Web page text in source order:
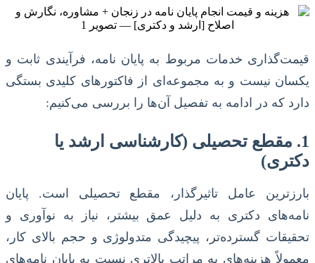
قیمت‌گذاری خدمات مربوط به پایان نامه، فرآیندی ثابت و
یکسان نیست و به مجموعه‌ای از فاکتورهای کلیدی بستگی
دارد که در ادامه به تفصیل آن‌ها را بررسی می‌کنیم:
1. مقطع تحصیلی (کارشناسی ارشد یا
دکتری)
بارزترین عامل تاثیرگذار، مقطع تحصیلی است. پایان
نامه‌های دکتری به دلیل عمق بیشتر، نیاز به نوآوری و
تحقیقات گسترده‌تر، پیچیدگی متدولوژی و حجم بالای کار،
معمولاً هزینه‌های به مراتب بالاتری نسبت به پایان نامه‌های